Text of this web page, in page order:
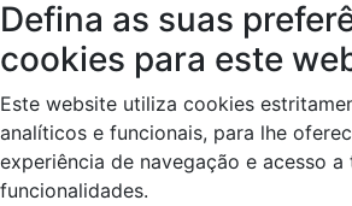
Defina as suas
cookies para este
Este website utiliza cookies
analíticos e funcionais, para lhe
experiência de navegação e acesso a
funcionalidades.